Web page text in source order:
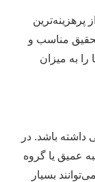
مناسب و
را به میزان
داشته باشد. در
عمیق یا گروه
بسیار